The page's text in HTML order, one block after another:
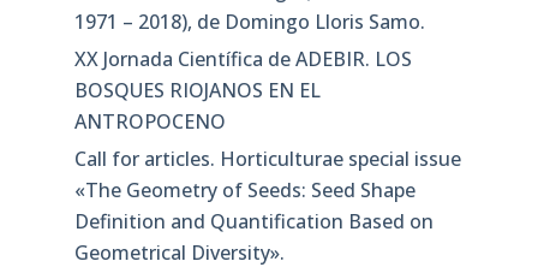
1971 – 2018), de Domingo Lloris Samo.
XX Jornada Científica de ADEBIR. LOS
BOSQUES RIOJANOS EN EL
ANTROPOCENO
Call for articles. Horticulturae special issue
«The Geometry of Seeds: Seed Shape
Definition and Quantification Based on
Geometrical Diversity»​.